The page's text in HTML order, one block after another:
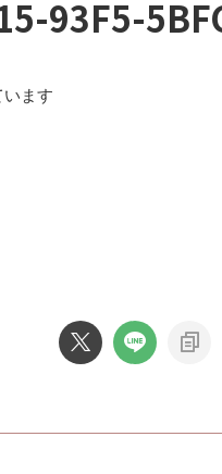
93F5-
ます